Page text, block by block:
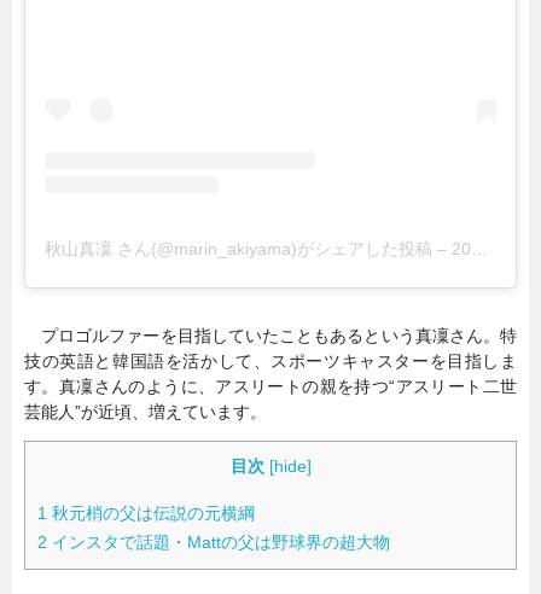
秋山真凜 さん(@marin_akiyama)がシェアした投稿 – 2019年 7月月10日午前3時19分PDT
プロゴルファーを目指していたこともあるという真凜さん。特
技の英語と韓国語を活かして、スポーツキャスターを目指しま
す。真凜さんのように、アスリートの親を持つ“アスリート二世
芸能人”が近頃、増えています。
目次 [hide]
1 秋元梢の父は伝説の元横綱
2 インスタで話題・Mattの父は野球界の超大物